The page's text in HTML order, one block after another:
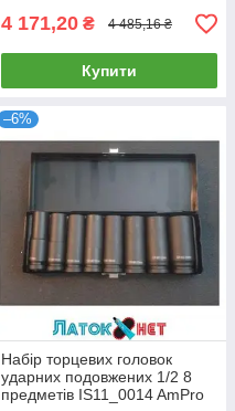
4 171,20 ₴ 4 485,16 ₴
Купити
–6%
Набір торцевих головок
ударних подовжених 1/2 8
предметів IS11_0014 AmPro